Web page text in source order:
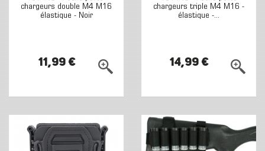
chargeurs double M4 M16
élastique - Noir
11,99 €
chargeurs triple M4 M16 -
élastique -...
14,99 €